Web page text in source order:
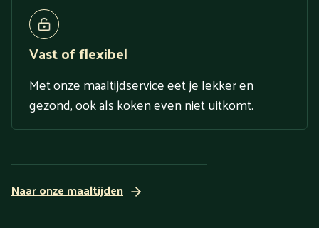
Vast of flexibel
Met onze maaltijdservice eet je lekker en
gezond, ook als koken even niet uitkomt.
Naar onze maaltijden